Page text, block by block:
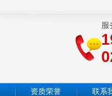
服
资质荣誉 联系